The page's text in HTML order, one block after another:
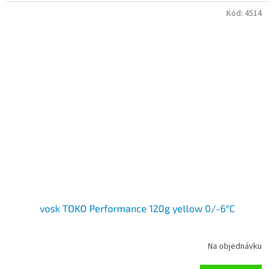
vosk TOKO Performance 120g yellow 0/-6°C
Na objednávku
Kód: 4514